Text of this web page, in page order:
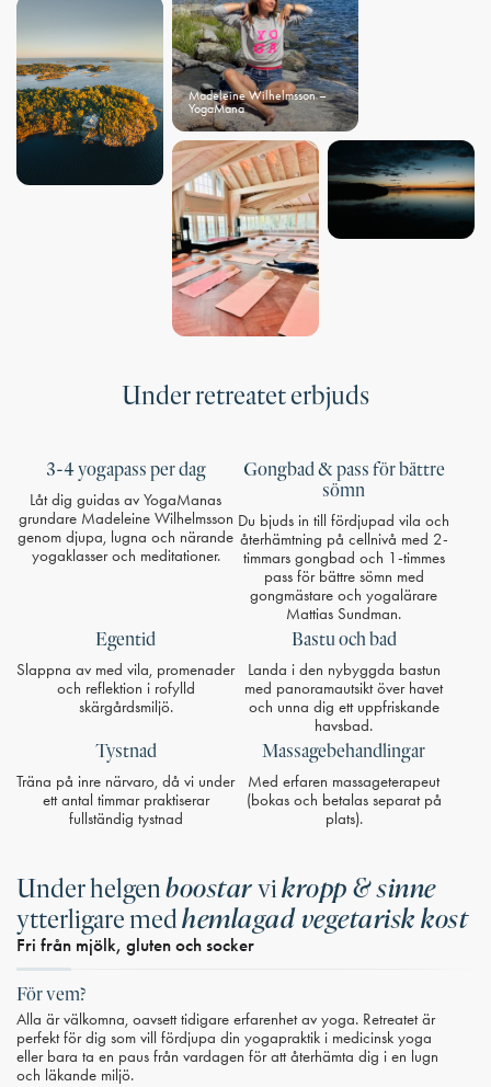
Madeleine Wilhelmsson –
YogaMana
Under retreatet erbjuds
3-4 yogapass per dag
Låt dig guidas av YogaManas
grundare Madeleine Wilhelmsson
genom djupa, lugna och närande
yogaklasser och meditationer.
Gongbad & pass för bättre
sömn
Du bjuds in till fördjupad vila och
återhämtning på cellnivå med 2-
timmars gongbad och 1-timmes
pass för bättre sömn med
gongmästare och yogalärare
Mattias Sundman.
Egentid
Slappna av med vila, promenader
och reflektion i rofylld
skärgårdsmiljö.
Bastu och bad
Landa i den nybyggda bastun
med panoramautsikt över havet
och unna dig ett uppfriskande
havsbad.
Tystnad
Träna på inre närvaro, då vi under
ett antal timmar praktiserar
fullständig tystnad
Massagebehandlingar
Med erfaren massageterapeut
(bokas och betalas separat på
plats).
Under helgenboostarvikropp & sinne
ytterligare medhemlagad vegetarisk kost
Fri från mjölk, gluten och socker
För vem?
Alla är välkomna, oavsett tidigare erfarenhet av yoga. Retreatet är
perfekt för dig som vill fördjupa din yogapraktik i medicinsk yoga
eller bara ta en paus från vardagen för att återhämta dig i en lugn
och läkande miljö.